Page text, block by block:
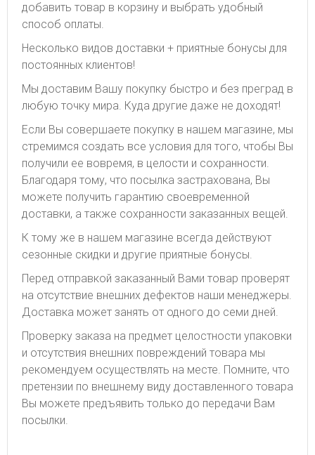
добавить товар в корзину и выбрать удобный
способ оплаты.
Несколько видов доставки + приятные бонусы для
постоянных клиентов!
Мы доставим Вашу покупку быстро и без преград в
любую точку мира. Куда другие даже не доходят!
Если Вы совершаете покупку в нашем магазине, мы
стремимся создать все условия для того, чтобы Вы
получили ее вовремя, в целости и сохранности.
Благодаря тому, что посылка застрахована, Вы
можете получить гарантию своевременной
доставки, а также сохранности заказанных вещей.
К тому же в нашем магазине всегда действуют
сезонные скидки и другие приятные бонусы.
Перед отправкой заказанный Вами товар проверят
на отсутствие внешних дефектов наши менеджеры.
Доставка может занять от одного до семи дней.
Проверку заказа на предмет целостности упаковки
и отсутствия внешних повреждений товара мы
рекомендуем осуществлять на месте. Помните, что
претензии по внешнему виду доставленного товара
Вы можете предъявить только до передачи Вам
посылки.